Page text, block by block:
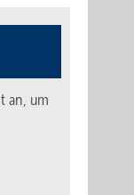
an, um